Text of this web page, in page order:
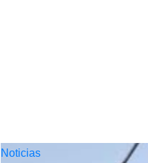
Noticias